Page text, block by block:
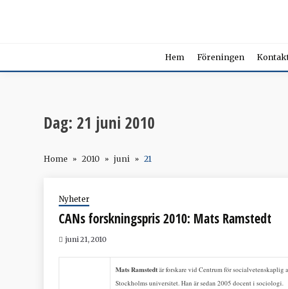
Hem Föreningen
Dag: 21 juni 2010
Home 2010 juni 21
Nyheter
CANs forskningspris 2010: Mats Ramstedt
juni 21, 2010
Mats Ramstedtär forskare vid Centrum för
Stockholms universitet. Han är sedan 2005 docent i sociologi.